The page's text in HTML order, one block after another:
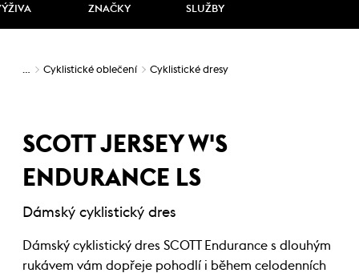
ZNAČKY SLUŽBY
… Cyklistické oblečení Cyklistické dresy
SCOTT JERSEY W'S
ENDURANCE LS
Dámský cyklistický dres
Dámský cyklistický dres SCOTT Endurance s dlouhým
rukávem vám dopřeje pohodlí i během celodenních